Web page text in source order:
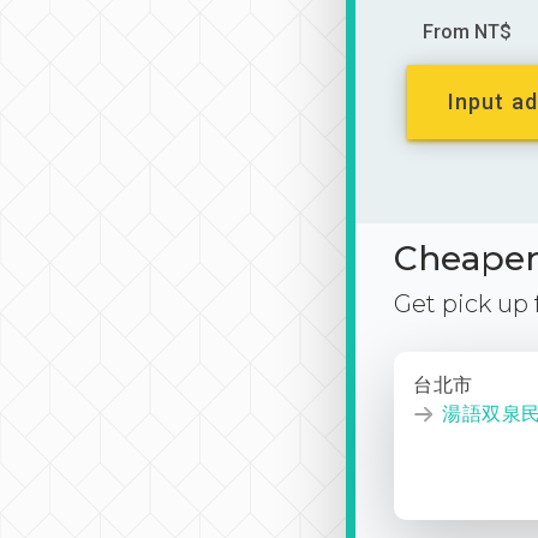
From NT$
Input
Get pick
台北市
湯語双泉